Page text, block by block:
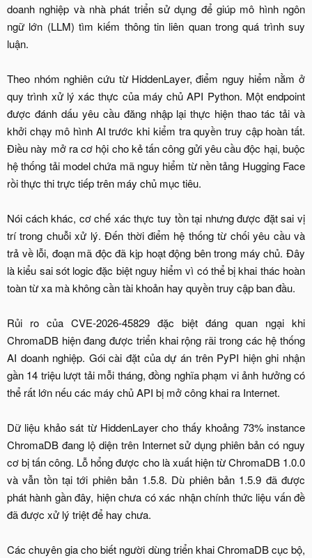
doanh nghiệp và nhà phát triển sử dụng để giúp mô hình ngôn
ngữ lớn (LLM) tìm kiếm thông tin liên quan trong quá trình suy
luận.
Theo nhóm nghiên cứu từ HiddenLayer, điểm nguy hiểm nằm ở
quy trình xử lý xác thực của máy chủ API Python. Một endpoint
được đánh dấu yêu cầu đăng nhập lại thực hiện thao tác tải và
khởi chạy mô hình AI trước khi kiểm tra quyền truy cập hoàn tất.
Điều này mở ra cơ hội cho kẻ tấn công gửi yêu cầu độc hại, buộc
hệ thống tải model chứa mã nguy hiểm từ nền tảng Hugging Face
rồi thực thi trực tiếp trên máy chủ mục tiêu.
Nói cách khác, cơ chế xác thực tuy tồn tại nhưng được đặt sai vị
trí trong chuỗi xử lý. Đến thời điểm hệ thống từ chối yêu cầu và
trả về lỗi, đoạn mã độc đã kịp hoạt động bên trong máy chủ. Đây
là kiểu sai sót logic đặc biệt nguy hiểm vì có thể bị khai thác hoàn
toàn từ xa mà không cần tài khoản hay quyền truy cập ban đầu.
Rủi ro của CVE-2026-45829 đặc biệt đáng quan ngại khi
ChromaDB hiện đang được triển khai rộng rãi trong các hệ thống
AI doanh nghiệp. Gói cài đặt của dự án trên PyPI hiện ghi nhận
gần 14 triệu lượt tải mỗi tháng, đồng nghĩa phạm vi ảnh hưởng có
thể rất lớn nếu các máy chủ API bị mở công khai ra Internet.
Dữ liệu khảo sát từ HiddenLayer cho thấy khoảng 73% instance
ChromaDB đang lộ diện trên Internet sử dụng phiên bản có nguy
cơ bị tấn công. Lỗ hổng được cho là xuất hiện từ ChromaDB 1.0.0
và vẫn tồn tại tới phiên bản 1.5.8. Dù phiên bản 1.5.9 đã được
phát hành gần đây, hiện chưa có xác nhận chính thức liệu vấn đề
đã được xử lý triệt để hay chưa.
Các chuyên gia cho biết người dùng triển khai ChromaDB cục bộ,